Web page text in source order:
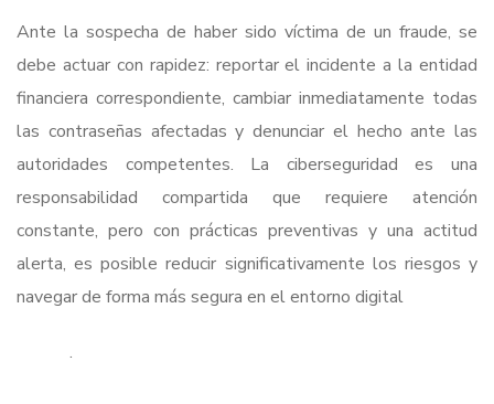
Ante la sospecha de haber sido víctima de un fraude, se
debe actuar con rapidez: reportar el incidente a la entidad
financiera correspondiente, cambiar inmediatamente todas
las contraseñas afectadas y denunciar el hecho ante las
autoridades competentes. La ciberseguridad es una
responsabilidad compartida que requiere atención
constante, pero con prácticas preventivas y una actitud
alerta, es posible reducir significativamente los riesgos y
navegar de forma más segura en el entorno digital
.